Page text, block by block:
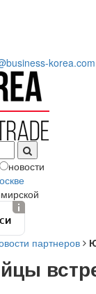
korea.com
новости
партнеров